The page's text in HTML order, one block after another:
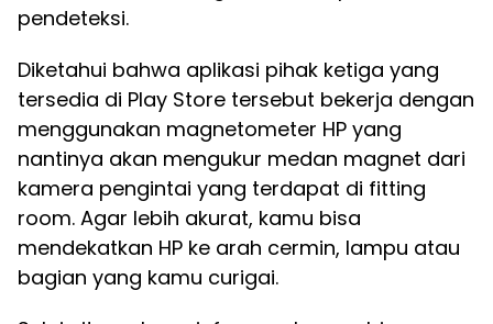
pendeteksi.
Diketahui bahwa aplikasi pihak ketiga yang
tersedia di Play Store tersebut bekerja dengan
menggunakan magnetometer HP yang
nantinya akan mengukur medan magnet dari
kamera pengintai yang terdapat di fitting
room. Agar lebih akurat, kamu bisa
mendekatkan HP ke arah cermin, lampu atau
bagian yang kamu curigai.